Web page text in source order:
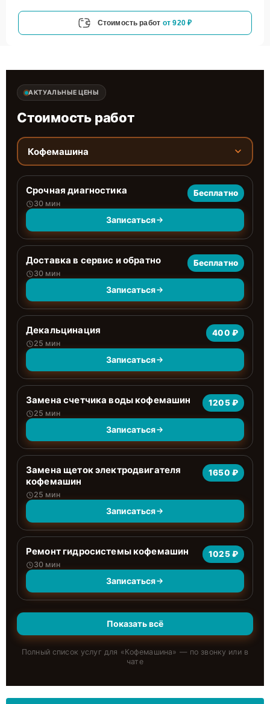
Стоимость работ от 920 ₽
АКТУАЛЬНЫЕ ЦЕНЫ
Стоимость работ
Кофемашина
Срочная диагностика
30 мин
Бесплатно
Записаться
Доставка в сервис и обратно
30 мин
Бесплатно
Записаться
Декальцинация
25 мин
400 ₽
Записаться
Замена счетчика воды кофемашин
25 мин
1205 ₽
Записаться
Замена щеток электродвигателя
кофемашин
25 мин
1650 ₽
Записаться
Ремонт гидросистемы кофемашин
30 мин
1025 ₽
Записаться
Показать всё
Полный список услуг для «Кофемашина» — по звонку или в
чате